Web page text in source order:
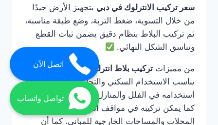
سعر تركيب الانترلوك في دبي بتجهيز الأرض جيدًا
من خلال التسوية، ضغط التربة، وضع طبقة مناسبة،
ثم تركيب البلاط بنظام دقيق يضمن ثبات القطع
وتناسق الشكل النهائي.
من مميزات تركيب بلاط انترلوك في دبيأنه
يناسب الاستخدام السكني والتجاري. يمكن
استخدامه في الفلل والمنازل والحدائق والممرات،
كما يمكن تركيبه في مواقف السيارات ومداخل
المحلات والمساحات الخارجية للمباني. كما أن
اتصل الآن
تواصل واتساب